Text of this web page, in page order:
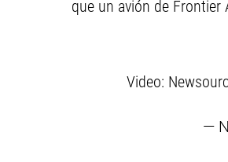
que un avión de Frontier
Video:
—